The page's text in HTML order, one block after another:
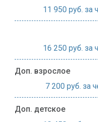
11 950 руб. за
16 250 руб. за
Доп. взрослое
7 200 руб. за
Доп. детское